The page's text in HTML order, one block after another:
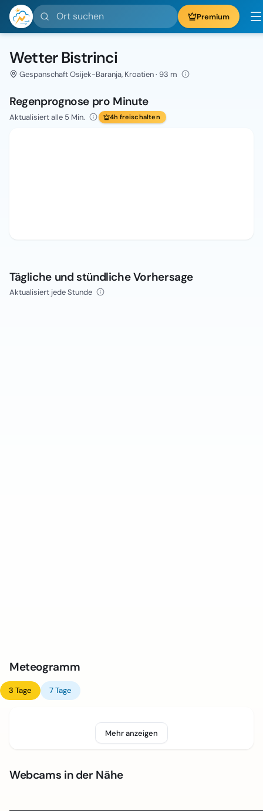
Ort suchen Premium
Wetter Bistrinci
Gespanschaft Osijek-Baranja, Kroatien · 93 m
Regenprognose pro Minute
Aktualisiert alle 5 Min. 4h freischalten
Tägliche und stündliche Vorhersage
Aktualisiert jede Stunde
Meteogramm
3 Tage 7 Tage
Mehr anzeigen
Webcams in der Nähe